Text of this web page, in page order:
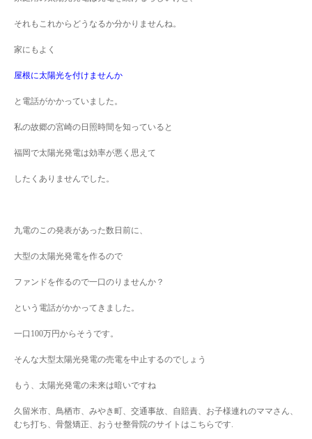
それもこれからどうなるか分かりませんね。
家にもよく
屋根に太陽光を付けませんか
と電話がかかっていました。
私の故郷の宮崎の日照時間を知っていると
福岡で太陽光発電は効率が悪く思えて
したくありませんでした。
九電のこの発表があった数日前に、
大型の太陽光発電を作るので
ファンドを作るので一口のりませんか？
という電話がかかってきました。
一口100万円からそうです。
そんな大型太陽光発電の売電を中止するのでしょう
もう、太陽光発電の未来は暗いですね
久留米市、鳥栖市、みやき町、交通事故、自賠責、お子様連れのママさん、
むち打ち、骨盤矯正、おうせ整骨院のサイトはこちらです.